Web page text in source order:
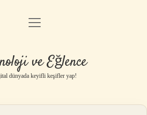
Anasayfa
Yasal Uyarı
menüyü
ve Eğlence
dünyada keyifli keşifler yap!